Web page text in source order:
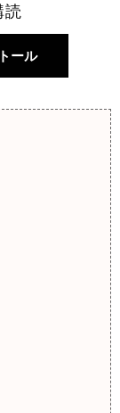
読
ール